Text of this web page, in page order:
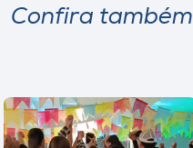
Confira também